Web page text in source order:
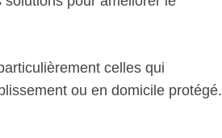
celles qui
ou en domicile protégé.